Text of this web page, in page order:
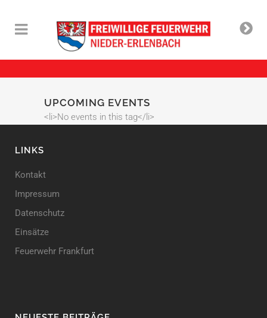
UPCOMING EVENTS
<li>No events in this tag</li>
LINKS
Kontakt
Impressum
Datenschutz
Einsätze
Feuerwehr Frankfurt